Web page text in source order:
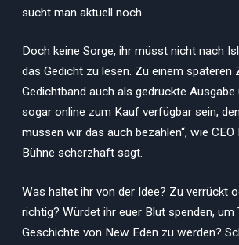
sucht man aktuell noch.
Doch keine Sorge, ihr müsst nicht nach
das Gedicht zu lesen. Zu einem späteren
Gedichtband auch als gedruckte Ausgabe
sogar online zum Kauf verfügbar sein,
müssen wir das auch bezahlen“, wie
Bühne scherzhaft sagt.
Was haltet ihr von der Idee? Zu verrückt
richtig? Würdet ihr euer Blut spenden, um
Geschichte von New Eden zu werden?